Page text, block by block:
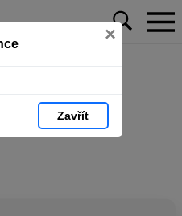
×
Zavřít